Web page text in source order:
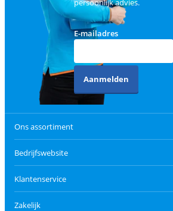
persoonlijk advies.
E-mailadres
Aanmelden
Ons assortiment
Bedrijfswebsite
Klantenservice
Zakelijk